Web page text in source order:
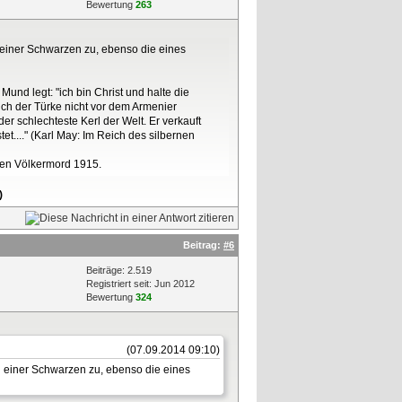
Bewertung 263
Schwarzen zu, ebenso die eines
legt: "ich bin Christ und halte die
der Türke nicht vor dem Armenier
schlechteste Kerl der Welt. Er verkauft
(Karl May: Im Reich des silbernen
Völkermord 1915.
Beitrag: #6
Beiträge: 2.519
Registriert seit: Jun 2012
Bewertung 324
(07.09.2014 09:10)
Schwarzen zu, ebenso die eines